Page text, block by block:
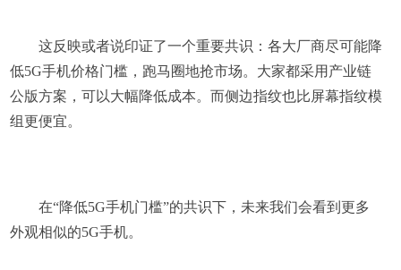
这反映或者说印证了一个重要共识：各大厂商尽可能降
低5G手机价格门槛，跑马圈地抢市场。大家都采用产业链
公版方案，可以大幅降低成本。而侧边指纹也比屏幕指纹模
组更便宜。
在“降低5G手机门槛”的共识下，未来我们会看到更多
外观相似的5G手机。